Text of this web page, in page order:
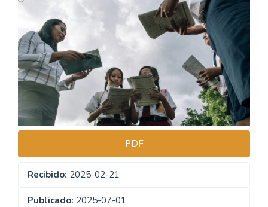
Barra
lateral
del
artículo
PDF
Recibido: 2025-02-21
Publicado: 2025-07-01